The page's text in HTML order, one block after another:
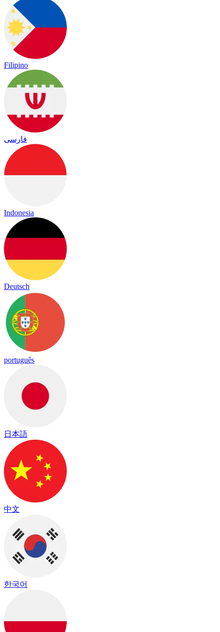
Filipino
فارسی
Indonesia
Deutsch
português
日本語
中文
한국어